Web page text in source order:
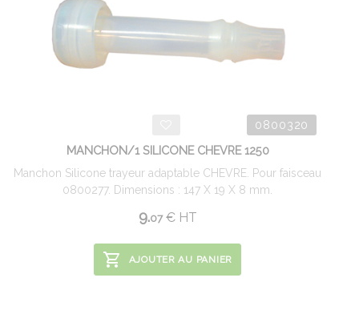
0800320
MANCHON/1 SILICONE CHEVRE 1250
Manchon Silicone trayeur adaptable CHEVRE. Pour faisceau
0800277. Dimensions : 147 X 19 X 8 mm.
9.07 €HT
AJOUTER AU PANIER